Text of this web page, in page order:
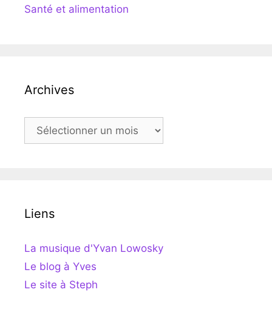
Santé et alimentation
Archives
Archives
Liens
La musique d'Yvan Lowosky
Le blog à Yves
Le site à Steph